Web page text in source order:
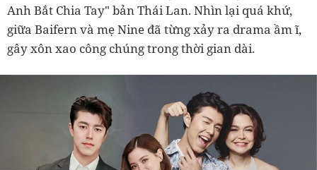
Anh Bắt Chia Tay" bản Thái Lan. Nhìn lại quá khứ,
giữa Baifern và mẹ Nine đã từng xảy ra drama ầm ĩ,
gây xôn xao công chúng trong thời gian dài.